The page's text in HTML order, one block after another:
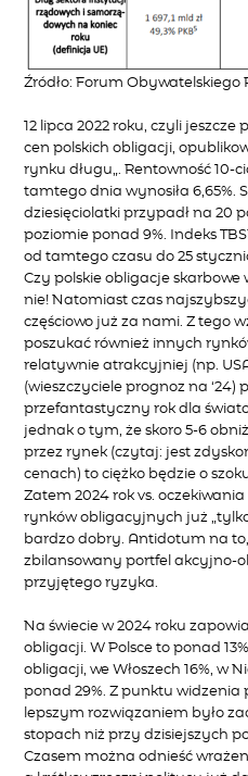
Źródło: Forum Obywatelskiego
12 lipca 2022 roku, czyli
cen polskich obligacji,
rynku długu„. Rentowność 10-
tamtego dnia wynosiła 6,65%.
dziesięciolatki przypadł na 20
poziomie ponad 9%. Indeks
od tamtego czasu do 25
Czy polskie obligacje skarbowe
nie! Natomiast czas
częściowo już za nami. Z tego
poszukać również innych
relatywnie atrakcyjniej (np.
(wieszczyciele prognoz na ‘24)
przefantastyczny rok dla
jednak o tym, że skoro 5-6
przez rynek (czytaj: jest
cenach) to ciężko będzie o
Zatem 2024 rok vs.
rynków obligacyjnych już
bardzo dobry. Antidotum na
zbilansowany portfel akcyjno-
przyjętego ryzyka.
Na świecie w 2024 roku
obligacji. W Polsce to ponad
obligacji, we Włoszech 16%, w
ponad 29%. Z punktu
lepszym rozwiązaniem było
stopach niż przy dzisiejszych
Czasem można odnieść